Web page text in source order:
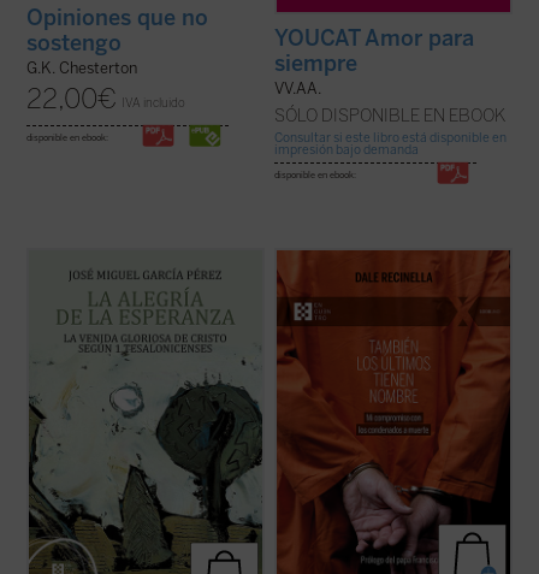
Opiniones que no
sostengo
G.K. Chesterton
22,00€ IVA incluido
disponible en ebook:
YOUCAT Amor para
siempre
VV.AA.
SÓLO DISPONIBLE EN EBOOK
Consultar si este libro está disponible en
impresión bajo demanda
disponible en ebook:
que devuelve a la palabra paulina su
tonalidad originaria, abierta a la plenitud
cristológica, y que constituye una
esperanza cristiana como fuente de alegría
(ver ficha)
Recinella nos invita a ver lo que casi nadie
quiere mirar: el rostro humano detrás de
una sentencia, el clamor que ningún
tribunal alcanza a oír. Mientras el tiempo se
acerca a su final, él permanece junto ...
(ver
ficha)